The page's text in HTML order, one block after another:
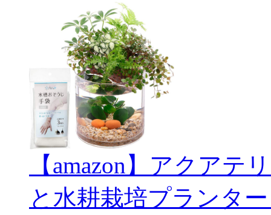
【amazon】アクアテ
と水耕栽培プランタ